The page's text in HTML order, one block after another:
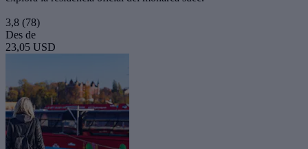
3,8 (78)
Des de
23,05 USD